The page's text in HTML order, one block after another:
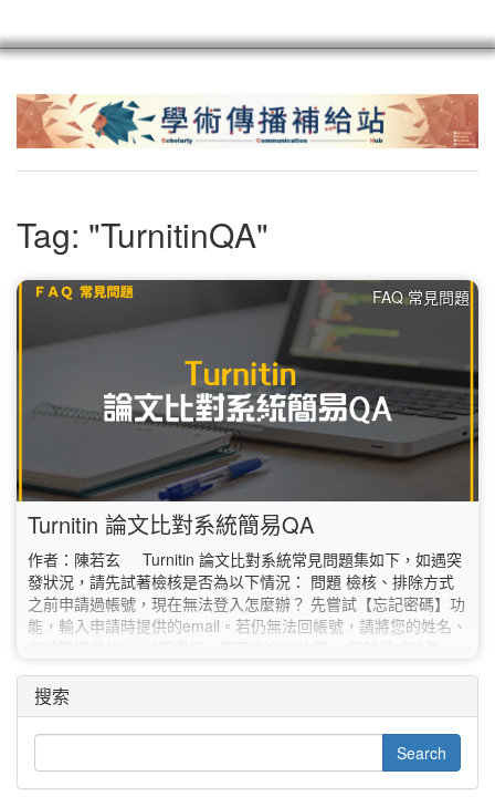
聯繫
Tag: "TurnitinQA"
FAQ 常見問題
Turnitin 論文比對系統簡易QA
作者：陳若玄 Turnitin 論文比對系統常見問題集如下，如遇突
發狀況，請先試著檢核是否為以下情況： 問題 檢核、排除方式
之前申請過帳號，現在無法登入怎麼辦？ 先嘗試【忘記密碼】功
能，輸入申請時提供的email。若仍無法回帳號，請將您的姓名、
安全性不足、過久未更換密碼等規則，抽測帳號安全性，及要求
修改密碼，避免帳號遭盜用。 論文相似度比對結果的畢業標準是
多少？…
搜索